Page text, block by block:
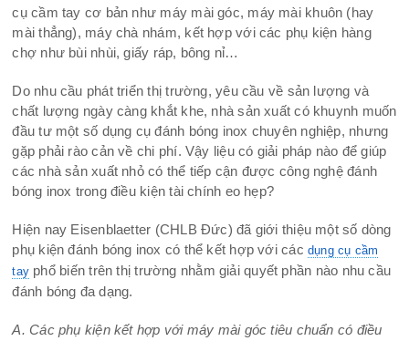
cụ cầm tay cơ bản như máy mài góc, máy mài khuôn (hay
mài thẳng), máy chà nhám, kết hợp với các phụ kiện hàng
chợ như bùi nhùi, giấy ráp, bông nỉ…
Do nhu cầu phát triển thị trường, yêu cầu về sản lượng và
chất lượng ngày càng khắt khe, nhà sản xuất có khuynh muốn
đầu tư một số dụng cụ đánh bóng inox chuyên nghiệp, nhưng
gặp phải rào cản về chi phí. Vậy liệu có giải pháp nào để giúp
các nhà sản xuất nhỏ có thể tiếp cận được công nghệ đánh
bóng inox trong điều kiện tài chính eo hẹp?
Hiện nay Eisenblaetter (CHLB Đức) đã giới thiệu một số dòng
phụ kiện đánh bóng inox có thể kết hợp với cácdụng cụ cầm
tay phổ biến trên thị trường nhằm giải quyết phần nào nhu cầu
đánh bóng đa dạng.
A. Các phụ kiện kết hợp với máy mài góc tiêu chuẩn có điều